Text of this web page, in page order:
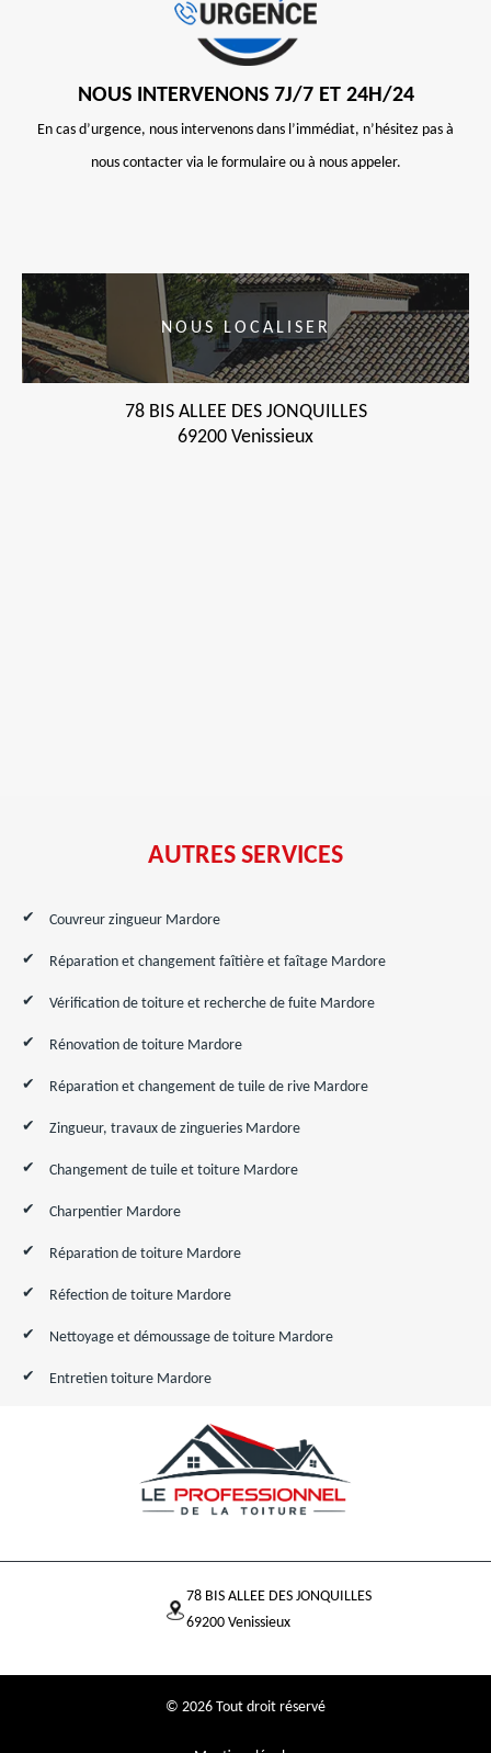
NOUS INTERVENONS 7J/7 ET 24H/24
En cas d’urgence, nous intervenons dans l’immédiat, n’hésitez pas à
nous contacter via le formulaire ou à nous appeler.
NOUS LOCALISER
78 BIS ALLEE DES JONQUILLES
69200 Venissieux
AUTRES SERVICES
Couvreur zingueur Mardore
Réparation et changement faîtière et faîtage Mardore
Vérification de toiture et recherche de fuite Mardore
Rénovation de toiture Mardore
Réparation et changement de tuile de rive Mardore
Zingueur, travaux de zingueries Mardore
Changement de tuile et toiture Mardore
Charpentier Mardore
Réparation de toiture Mardore
Réfection de toiture Mardore
Nettoyage et démoussage de toiture Mardore
Entretien toiture Mardore
78 BIS ALLEE DES JONQUILLES
69200 Venissieux
© 2026 Tout droit réservé